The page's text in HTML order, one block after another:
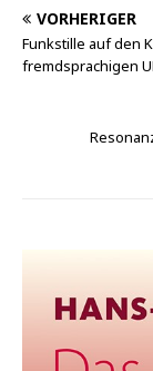
VORHERIGER
Funkstille auf den
fremdsprachigen